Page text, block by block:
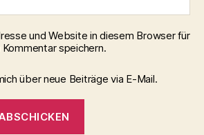
und Website in diesem Browser für
speichern.
über neue Beiträge via E-Mail.